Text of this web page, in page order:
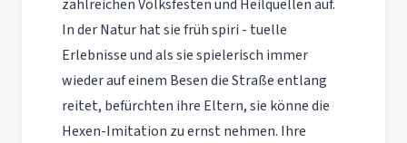
zahlreichen Volksfesten und Heilquellen auf.
In der Natur hat sie früh spiri - tuelle
Erlebnisse und als sie spielerisch immer
wieder auf einem Besen die Straße entlang
reitet, befürchten ihre Eltern, sie könne die
Hexen-Imitation zu ernst nehmen. Ihre